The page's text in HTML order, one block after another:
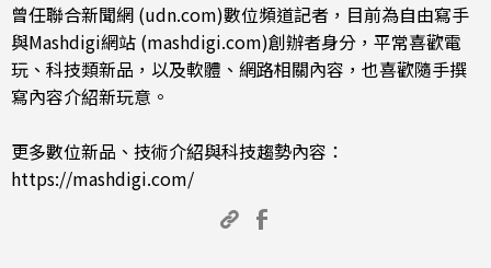
曾任聯合新聞網 (udn.com)數位頻道記者，目前為自由寫手
與Mashdigi網站 (mashdigi.com)創辦者身分，平常喜歡電
玩、科技類新品，以及軟體、網路相關內容，也喜歡隨手撰
寫內容介紹新玩意。
更多數位新品、技術介紹與科技趨勢內容：
https://mashdigi.com/